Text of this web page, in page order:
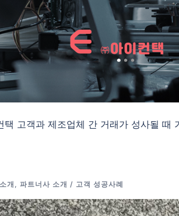
택 고객과 제조업체 간 거래가 성사될 때
개 파트너사 소개 / 고객 성공사례